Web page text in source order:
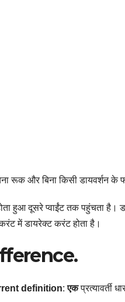
रूक और बिना किसी डायवर्शन के
हुआ दूसरे प्वाईंट तक पहुंचता
में डायरेक्ट करंट होता है।
definition:एकप्रत्यावर्ती